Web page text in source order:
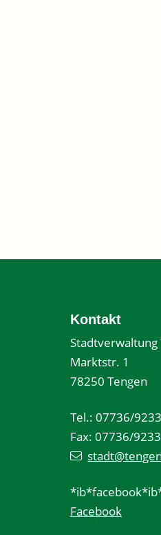
Kontakt
Stadtverwaltung
Marktstr. 1
78250 Tengen
Tel.: 07736/
Fax: 07736/
Facebook